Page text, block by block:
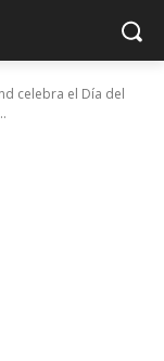
celebra el Día del